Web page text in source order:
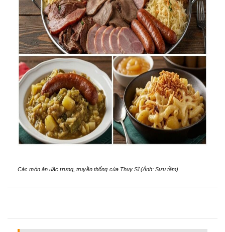
Các món ăn đặc trưng, truyền thống của Thụy Sĩ (Ảnh: Sưu tầm)